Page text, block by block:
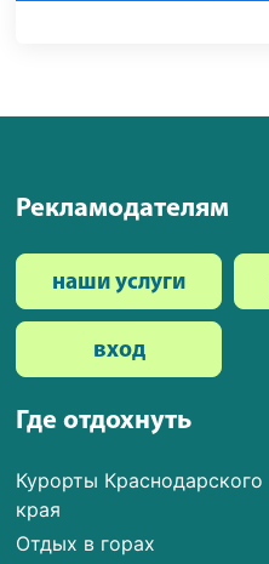
Где отдохнуть
Курорты Краснодарского
края
Отдых в горах
Рекламодателям
наши услуги
вход